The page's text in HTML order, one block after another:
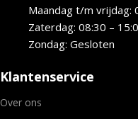
Maandag t/m vrijdag:
Zaterdag: 08:30 –
Zondag: Gesloten
Klantenservice
Over ons